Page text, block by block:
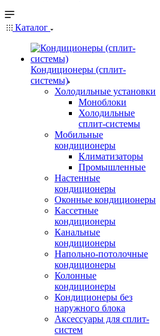
Каталог
Кондиционеры (сплит-
системы)
Холодильные установки
Моноблоки
Холодильные
сплит-системы
Мобильные
кондиционеры
Климатизаторы
Промышленные
Настенные
кондиционеры
Оконные кондиционеры
Кассетные
кондиционеры
Канальные
кондиционеры
Напольно-потолочные
кондиционеры
Колонные
кондиционеры
Кондиционеры без
наружного блока
Аксессуары для сплит-
систем